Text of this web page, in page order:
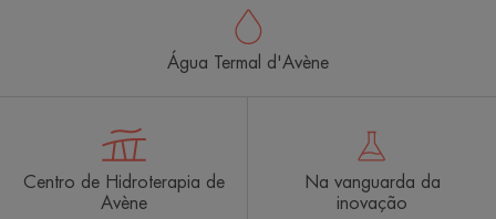
Água Termal d'Avène
Centro de Hidroterapia de
Avène
Na vanguarda da
inovação